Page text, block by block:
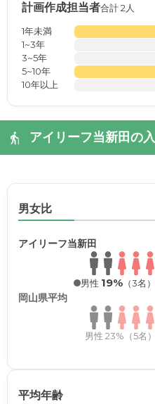
計画作成担当者合計 2人
1年未満
1~3年
3~5年
5~10年
10年以上
アイリーフ当新田の
男女比
アイリーフ当新田
男性 19%（3名）
岡山県平均
男性 23%（5名）
平均年齢